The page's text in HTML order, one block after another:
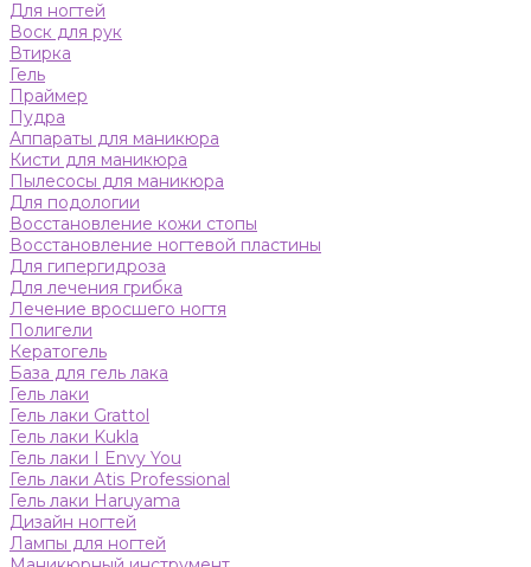
Для ногтей
Воск для рук
Втирка
Гель
Праймер
Пудра
Аппараты для маникюра
Кисти для маникюра
Пылесосы для маникюра
Для подологии
Восстановление кожи стопы
Восстановление ногтевой пластины
Для гипергидроза
Для лечения грибка
Лечение вросшего ногтя
Полигели
Кератогель
База для гель лака
Гель лаки
Гель лаки Grattol
Гель лаки Kukla
Гель лаки I Envy You
Гель лаки Atis Professional
Гель лаки Haruyama
Дизайн ногтей
Лампы для ногтей